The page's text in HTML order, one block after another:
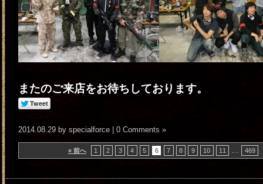
またのご来店をお待ちしております。
2014.08.29 by specialforce | 0 Comments »
« 前へ 1 2 3 4 5 6 7 8 9 10 11 … 469